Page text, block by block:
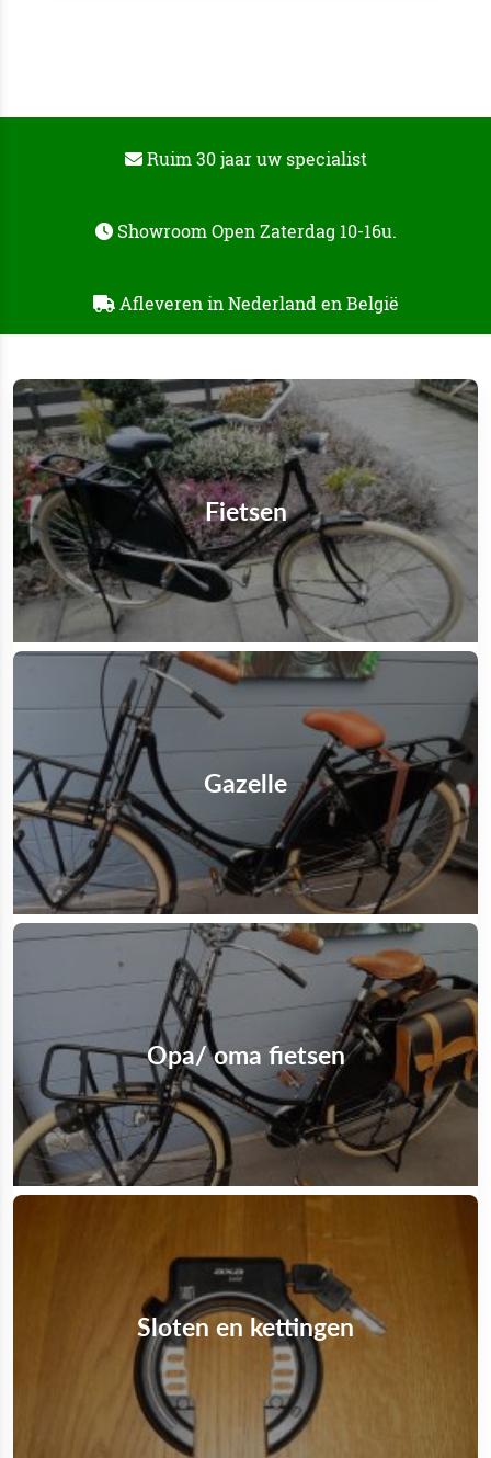
Ruim 30 jaar uw specialist
Showroom Open Zaterdag 10-16u.
Afleveren in Nederland en België
Fietsen
Gazelle
Opa/ oma fietsen
Sloten en kettingen